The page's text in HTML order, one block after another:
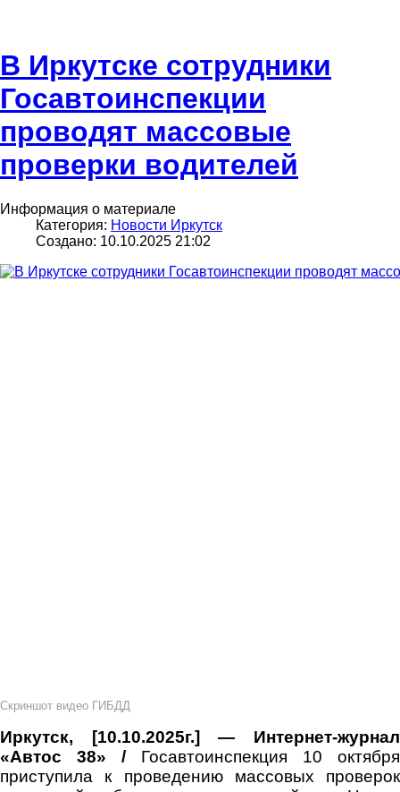
В Иркутске сотрудники
Госавтоинспекции
проводят массовые
проверки водителей
Информация о материале
Категория: Новости Иркутск
Создано: 10.10.2025 21:02
Скриншот видео ГИБДД
Иркутск, [10.10.2025г.] — Интернет-журнал
«Автос 38» / Госавтоинспекция 10 октября
приступила к проведению массовых проверок